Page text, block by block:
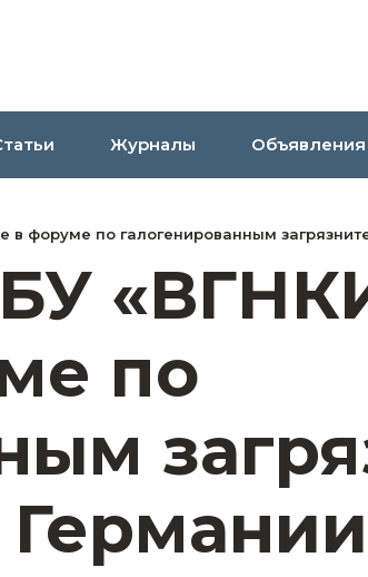
Журналы Объявления
в форуме по галогенированным
по